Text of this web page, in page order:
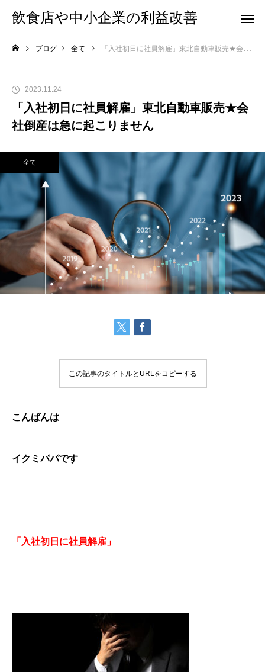
飲食店や中小企業の利益改善
ブログ 全て 「入社初日に社員解雇」東北自動車販売★会社倒産は急に起こりません
2023.11.24
「入社初日に社員解雇」東北自動車販売★会
社倒産は急に起こりません
全て
この記事のタイトルとURLをコピーする
こんばんは
イクミパパです
「入社初日に社員解雇」